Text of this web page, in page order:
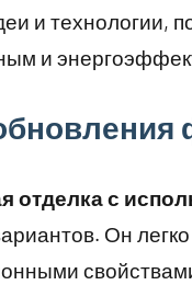
и технологии,
и
отделка с
Он